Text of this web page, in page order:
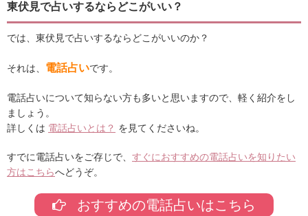
東伏見で占いするならどこがいい？
では、東伏見で占いするならどこがいいのか？
それは、 電話占いです。
電話占いについて知らない方も多いと思いますので、軽く紹介をし
ましょう。
詳しくは 電話占いとは？ を見てくださいね。
すでに電話占いをご存じで、 すぐにおすすめの電話占いを知りたい
方はこちらへどうぞ。
おすすめの電話占いはこちら